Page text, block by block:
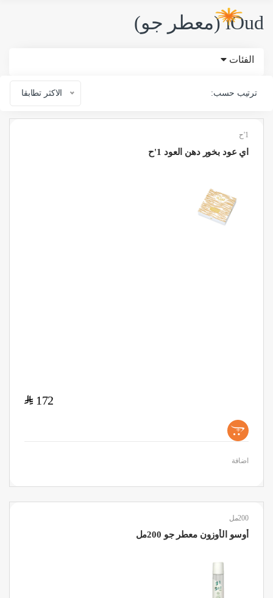
iOud (معطر جو)
الفئات
ترتيب حسب: الاكثر تطابقا
1'ح
اي عود بخور دهن العود 1'ح
172
$
+
اضافة
200مل
أوسو الأوزون معطر جو 200مل